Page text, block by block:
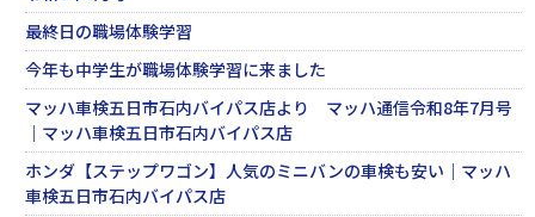
最終日の職場体験学習
今年も中学生が職場体験学習に来ました
マッハ車検五日市石内バイパス店より マッハ通信令和8年7月号
｜マッハ車検五日市石内バイパス店
ホンダ【ステップワゴン】人気のミニバンの車検も安い｜マッハ
車検五日市石内バイパス店